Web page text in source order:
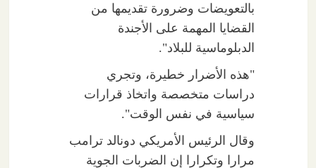
بالتعويضات وضرورة تقديمها من
القضايا المهمة على الأجندة
الدبلوماسية للبلاد".
"هذه الأضرار خطيرة، وتجري
دراسات متخصصة واتخاذ قرارات
سياسية في نفس الوقت".
وقال الرئيس الأمريكي دونالد ترامب
مرارا وتكرارا إن الضربات الجوية